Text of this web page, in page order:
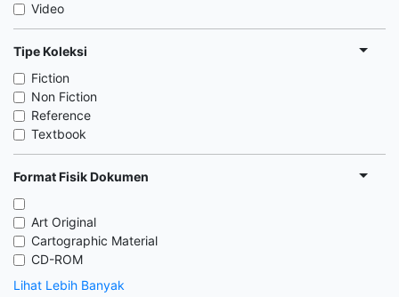
Video
Tipe Koleksi
Fiction
Non Fiction
Reference
Textbook
Format Fisik Dokumen
Art Original
Cartographic Material
CD-ROM
Lihat Lebih Banyak